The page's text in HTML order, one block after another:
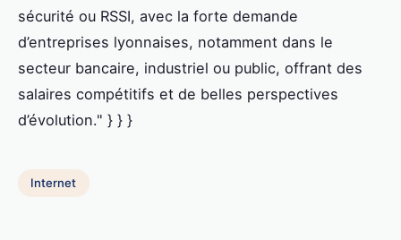
sécurité ou RSSI, avec la forte demande
d’entreprises lyonnaises, notamment dans le
secteur bancaire, industriel ou public, offrant des
salaires compétitifs et de belles perspectives
d’évolution." } } }
Internet